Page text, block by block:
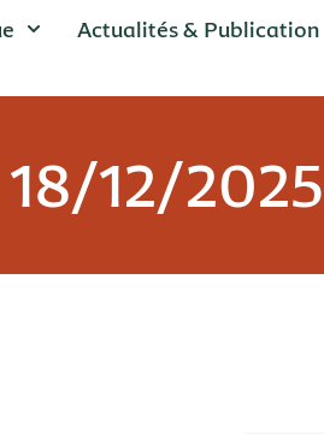
Actualités & Publication
12/2025